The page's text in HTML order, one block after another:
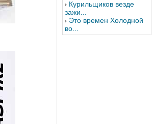
Курильщиков везде
зажи...
Это времен Холодной
во...